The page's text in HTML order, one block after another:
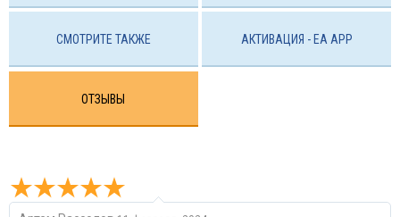
СМОТРИТЕ ТАКЖЕ АКТИВАЦИЯ - EA APP
ОТЗЫВЫ